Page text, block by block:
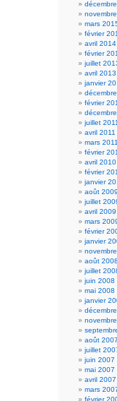
mars
février
avril 2014
février
juillet
avril 2013
janvier
février
juillet 2011
avril 2011
mars 2011
février
avril 2010
février
janvier
août 2009
juillet
avril 2009
mars
février
janvier
août 2008
juillet
juin 2008
mai 2008
janvier
août 2007
juillet
juin 2007
mai 2007
avril 2007
mars
février